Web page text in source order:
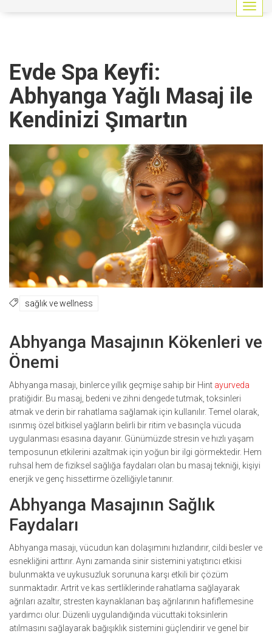
G
e
y
i
a
Evde Spa Keyfi:
Abhyanga Yağlı Masaj ile
Kendinizi Şımartın
sağlık ve wellness
Abhyanga Masajının Kökenleri ve
Önemi
Abhyanga masajı, binlerce yıllık geçmişe sahip bir Hint ayurveda
pratiğidir. Bu masaj, bedeni ve zihni dengede tutmak, toksinleri
atmak ve derin bir rahatlama sağlamak için kullanılır. Temel olarak,
ısınmış özel bitkisel yağların belirli bir ritim ve basınçla vücuda
uygulanması esasına dayanır. Günümüzde stresin ve hızlı yaşam
temposunun etkilerini azaltmak için yoğun bir ilgi görmektedir. Hem
ruhsal hem de fiziksel sağlığa faydaları olan bu masaj tekniği, kişiyi
enerjik ve genç hissettirme özelliğiyle tanınır.
Abhyanga Masajının Sağlık
Faydaları
Abhyanga masajı, vücudun kan dolaşımını hızlandırır, cildi besler ve
esnekliğini arttırır. Aynı zamanda sinir sistemini yatıştırıcı etkisi
bulunmakta ve uykusuzluk sorununa karşı etkili bir çözüm
sunmaktadır. Artrit ve kas sertliklerinde rahatlama sağlayarak
ağrıları azaltır, stresten kaynaklanan baş ağrılarının hafiflemesine
yardımcı olur. Düzenli uygulandığında vücuttaki toksinlerin
atılmasını sağlayarak bağışıklık sistemini güçlendirir ve genel bir